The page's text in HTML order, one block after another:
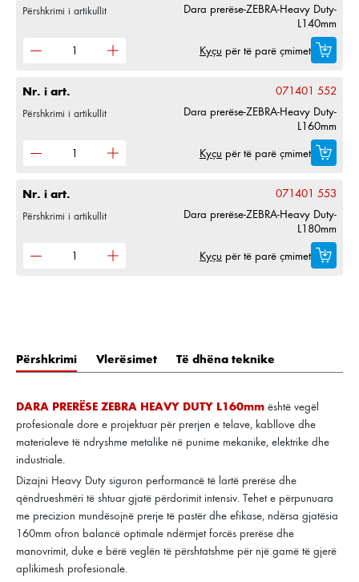
Përshkrimi i artikullit
Dara prerëse-ZEBRA-Heavy Duty-
L140mm
Kyçu për të parë çmimet
Nr. i art. 071401 552
Përshkrimi i artikullit
Dara prerëse-ZEBRA-Heavy Duty-
L160mm
Kyçu për të parë çmimet
Nr. i art. 071401 553
Përshkrimi i artikullit
Dara prerëse-ZEBRA-Heavy Duty-
L180mm
Kyçu për të parë çmimet
Përshkrimi Vlerësimet Të dhëna teknike
DARA PRERËSE ZEBRA HEAVY DUTY L160mm është vegël
profesionale dore e projektuar për prerjen e telave, kabllove dhe
materialeve të ndryshme metalike në punime mekanike, elektrike dhe
industriale.
Dizajni Heavy Duty siguron performancë të lartë prerëse dhe
qëndrueshmëri të shtuar gjatë përdorimit intensiv. Tehet e përpunuara
me precizion mundësojnë prerje të pastër dhe efikase, ndërsa gjatësia
160mm ofron balancë optimale ndërmjet forcës prerëse dhe
manovrimit, duke e bërë veglën të përshtatshme për një gamë të gjerë
aplikimesh profesionale.